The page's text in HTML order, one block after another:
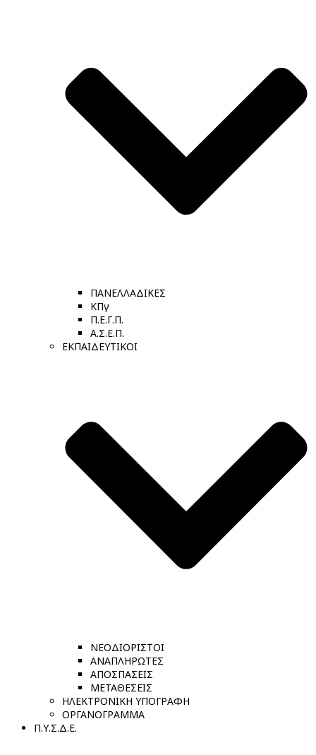
ΠΑΝΕΛΛΑΔΙΚΕΣ
ΚΠγ
Π.Ε.Γ.Π.
Α.Σ.Ε.Π.
ΕΚΠΑΙΔΕΥΤΙΚΟΙ
ΝΕΟΔΙΟΡΙΣΤΟΙ
ΑΝΑΠΛΗΡΩΤΕΣ
ΑΠΟΣΠΑΣΕΙΣ
ΜΕΤΑΘΕΣΕΙΣ
ΗΛΕΚΤΡΟΝΙΚΗ ΥΠΟΓΡΑΦΗ
ΟΡΓΑΝΟΓΡΑΜΜΑ
Π.Υ.Σ.Δ.Ε.